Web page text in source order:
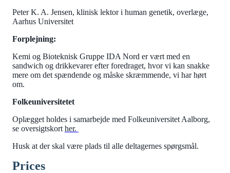
Peter K. A. Jensen, klinisk lektor i human genetik, overlæge,
Aarhus Universitet
Forplejning:
Kemi og Bioteknisk Gruppe IDA Nord er vært med en
sandwich og drikkevarer efter foredraget, hvor vi kan snakke
mere om det spændende og måske skræmmende, vi har hørt
om.
Folkeuniversitetet
Oplægget holdes i samarbejde med Folkeuniversitet Aalborg,
se oversigtskort her.
Husk at der skal være plads til alle deltagernes spørgsmål.
Prices